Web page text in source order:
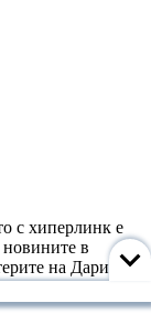
с хиперлинк е
в
на Дарик
Дарик